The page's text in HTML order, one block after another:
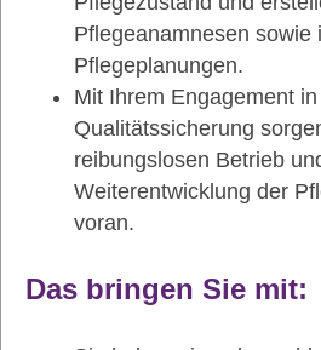
Pflegeanamnesen sowie
Pflegeplanungen.
Mit Ihrem Engagement
Qualitätssicherung
reibungslosen Betrieb
Weiterentwicklung der
voran.
Das bringen Sie mit: